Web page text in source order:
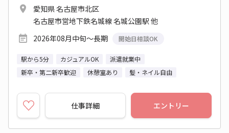
愛知県 名古屋市北区
名古屋市営地下鉄名城線 名城公園駅 他
2026年08月中旬～長期
開始日相談OK
駅から5分 カジュアルOK
派遣就業中
新卒・第二新卒歓迎
休憩室あり 髪・ネイル自由
仕事詳細 エントリー